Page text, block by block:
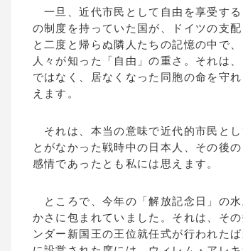
一旦、近代市民として自由を享受す
の制度を持っていた国が、ドイツの支
と二度と帰らぬ隣人たちの記憶の中で
人々が知った「自由」の重さ。それは
ではなく、居なくなった同胞の命を守
えます。
それは、本当の意味で近代的市民と
とがなかった戦時中の日本人、その後
感情であったとも私には思えます。
ところで、今年の「解放記念日」の
かさに包まれていました。それは、そ
ンダー新国王の王位就任式が行われた